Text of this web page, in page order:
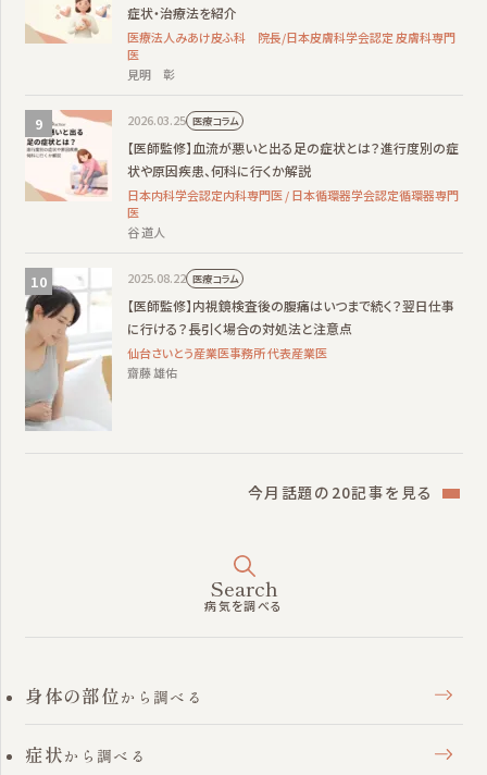
症状・治療法を紹介
医療法人みあけ皮ふ科 院長/日本皮膚科学会認定 皮膚科専門
医
見明 彰
2026.03.25 医療コラム
【医師監修】血流が悪いと出る足の症状とは？進行度別の症
状や原因疾患、何科に行くか解説
日本内科学会認定内科専門医 / 日本循環器学会認定循環器専門
医
谷 道人
2025.08.22 医療コラム
【医師監修】内視鏡検査後の腹痛はいつまで続く？翌日仕事
に行ける？長引く場合の対処法と注意点
仙台さいとう産業医事務所 代表産業医
齋藤 雄佑
今月話題の20記事を見る
Search
病気を調べる
身体の部位から調べる
症状から調べる